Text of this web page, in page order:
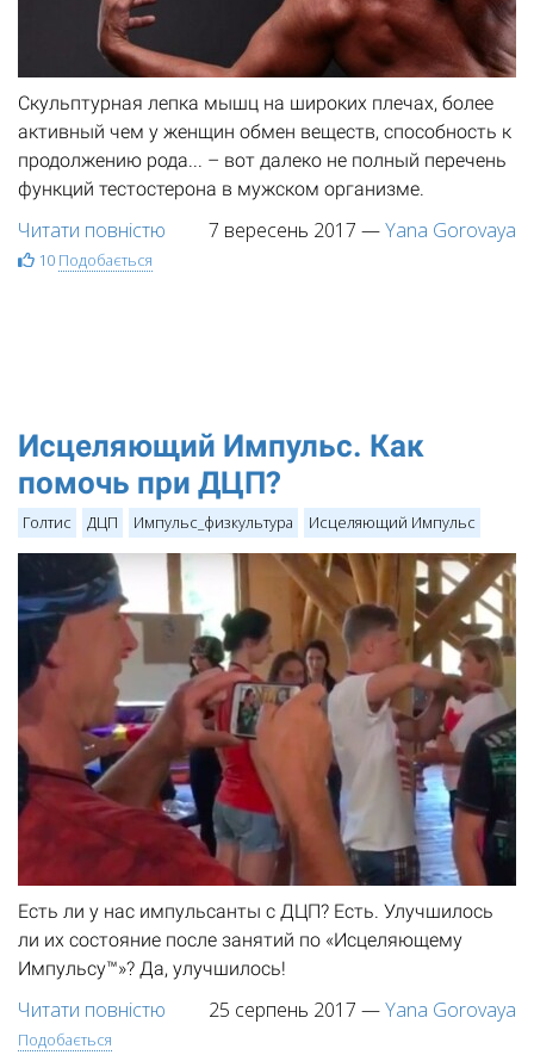
Скульптурная лепка мышц на широких плечах, более
активный чем у женщин обмен веществ, способность к
продолжению рода... – вот далеко не полный перечень
функций тестостерона в мужском организме.
Читати повністю 7 вересень 2017 —Yana Gorovaya
10 Подобається
Исцеляющий Импульс. Как
помочь при ДЦП?
Голтис ДЦП Импульс_физкультура Исцеляющий Импульс
Есть ли у нас импульсанты с ДЦП? Есть. Улучшилось
ли их состояние после занятий по «Исцеляющему
Импульсу™»? Да, улучшилось!
Читати повністю 25 серпень 2017 —Yana Gorovaya
Подобається